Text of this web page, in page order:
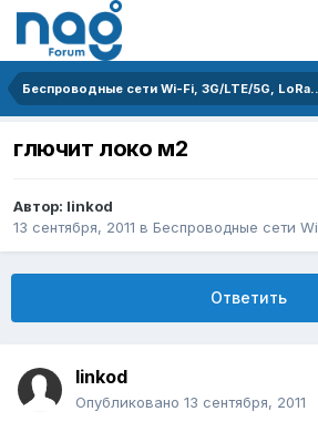
Беспроводные сети Wi-Fi, 3G/LTE/5G,
глючит локо м2
Автор: linkod
13 сентября, 2011 в Беспроводные сети
Ответить
linkod
Опубликовано 13 сентября, 2011